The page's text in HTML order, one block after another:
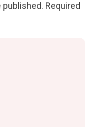
published. Required